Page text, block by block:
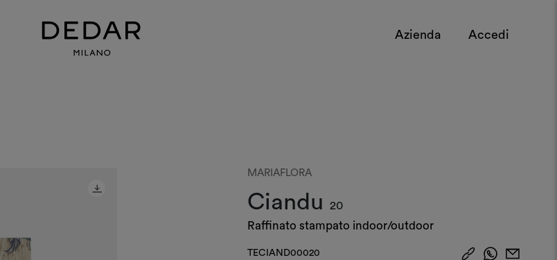
Azienda Accedi
MARIAFLORA
Ciandu
20
Raffinato stampato indoor/outdoor
TECIAND00020